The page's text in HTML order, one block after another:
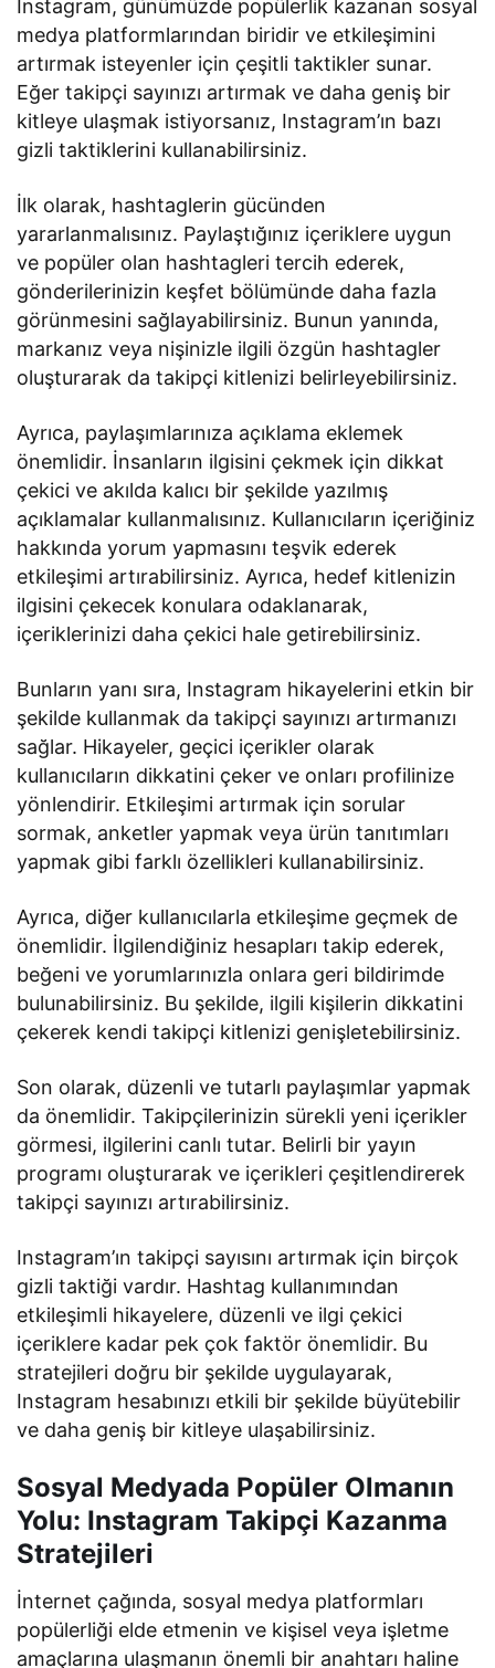
İnstagram, günümüzde popülerlik kazanan sosyal
medya platformlarından biridir ve etkileşimini
artırmak isteyenler için çeşitli taktikler sunar.
Eğer takipçi sayınızı artırmak ve daha geniş bir
kitleye ulaşmak istiyorsanız, Instagram’ın bazı
gizli taktiklerini kullanabilirsiniz.
İlk olarak, hashtaglerin gücünden
yararlanmalısınız. Paylaştığınız içeriklere uygun
ve popüler olan hashtagleri tercih ederek,
gönderilerinizin keşfet bölümünde daha fazla
görünmesini sağlayabilirsiniz. Bunun yanında,
markanız veya nişinizle ilgili özgün hashtagler
oluşturarak da takipçi kitlenizi belirleyebilirsiniz.
Ayrıca, paylaşımlarınıza açıklama eklemek
önemlidir. İnsanların ilgisini çekmek için dikkat
çekici ve akılda kalıcı bir şekilde yazılmış
açıklamalar kullanmalısınız. Kullanıcıların içeriğiniz
hakkında yorum yapmasını teşvik ederek
etkileşimi artırabilirsiniz. Ayrıca, hedef kitlenizin
ilgisini çekecek konulara odaklanarak,
içeriklerinizi daha çekici hale getirebilirsiniz.
Bunların yanı sıra, Instagram hikayelerini etkin bir
şekilde kullanmak da takipçi sayınızı artırmanızı
sağlar. Hikayeler, geçici içerikler olarak
kullanıcıların dikkatini çeker ve onları profilinize
yönlendirir. Etkileşimi artırmak için sorular
sormak, anketler yapmak veya ürün tanıtımları
yapmak gibi farklı özellikleri kullanabilirsiniz.
Ayrıca, diğer kullanıcılarla etkileşime geçmek de
önemlidir. İlgilendiğiniz hesapları takip ederek,
beğeni ve yorumlarınızla onlara geri bildirimde
bulunabilirsiniz. Bu şekilde, ilgili kişilerin dikkatini
çekerek kendi takipçi kitlenizi genişletebilirsiniz.
Son olarak, düzenli ve tutarlı paylaşımlar yapmak
da önemlidir. Takipçilerinizin sürekli yeni içerikler
görmesi, ilgilerini canlı tutar. Belirli bir yayın
programı oluşturarak ve içerikleri çeşitlendirerek
takipçi sayınızı artırabilirsiniz.
Instagram’ın takipçi sayısını artırmak için birçok
gizli taktiği vardır. Hashtag kullanımından
etkileşimli hikayelere, düzenli ve ilgi çekici
içeriklere kadar pek çok faktör önemlidir. Bu
stratejileri doğru bir şekilde uygulayarak,
Instagram hesabınızı etkili bir şekilde büyütebilir
ve daha geniş bir kitleye ulaşabilirsiniz.
Sosyal Medyada Popüler Olmanın
Yolu: Instagram Takipçi Kazanma
Stratejileri
İnternet çağında, sosyal medya platformları
popülerliği elde etmenin ve kişisel veya işletme
amaçlarına ulaşmanın önemli bir anahtarı haline